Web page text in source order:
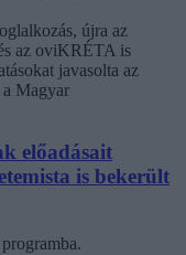
újra az
az oviKRÉTA is
javasolta az
Magyar
előadásait
is bekerült